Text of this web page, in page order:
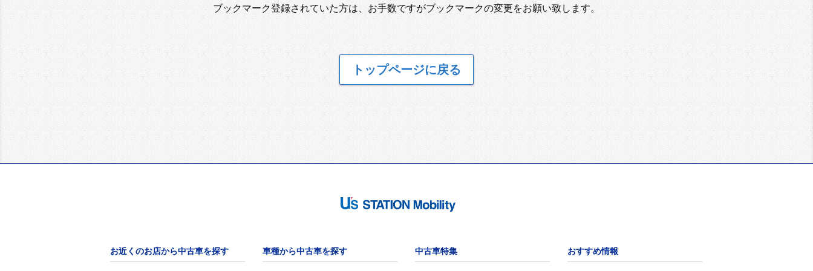
ブックマーク登録されていた方は、お手数ですがブックマークの変更をお願い致します。
トップページに戻る
お近くのお店から中古車を探す 車種から中古車を探す 中古車特集 おすすめ情報